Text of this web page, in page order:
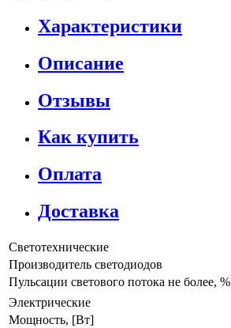
Характеристики
Описание
Отзывы
Как купить
Оплата
Доставка
Светотехнические
Производитель светодиодов
Пульсации светового потока не более, %
Электрические
Мощность, [Вт]